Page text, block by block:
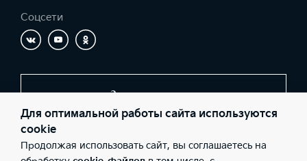
Соцсети
Заказать звонок
© 2026 Юридические лица ООО «Компания ЦЕНТР»
(Фактический адрес: г. Нижний Новгород, ул. Комсомольское
Для оптимальной работы сайта используются
cookie
Продолжая использовать сайт, вы соглашаетесь на